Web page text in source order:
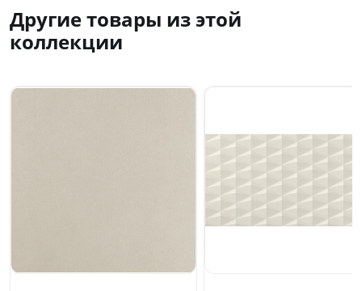
Другие товары из этой
коллекции